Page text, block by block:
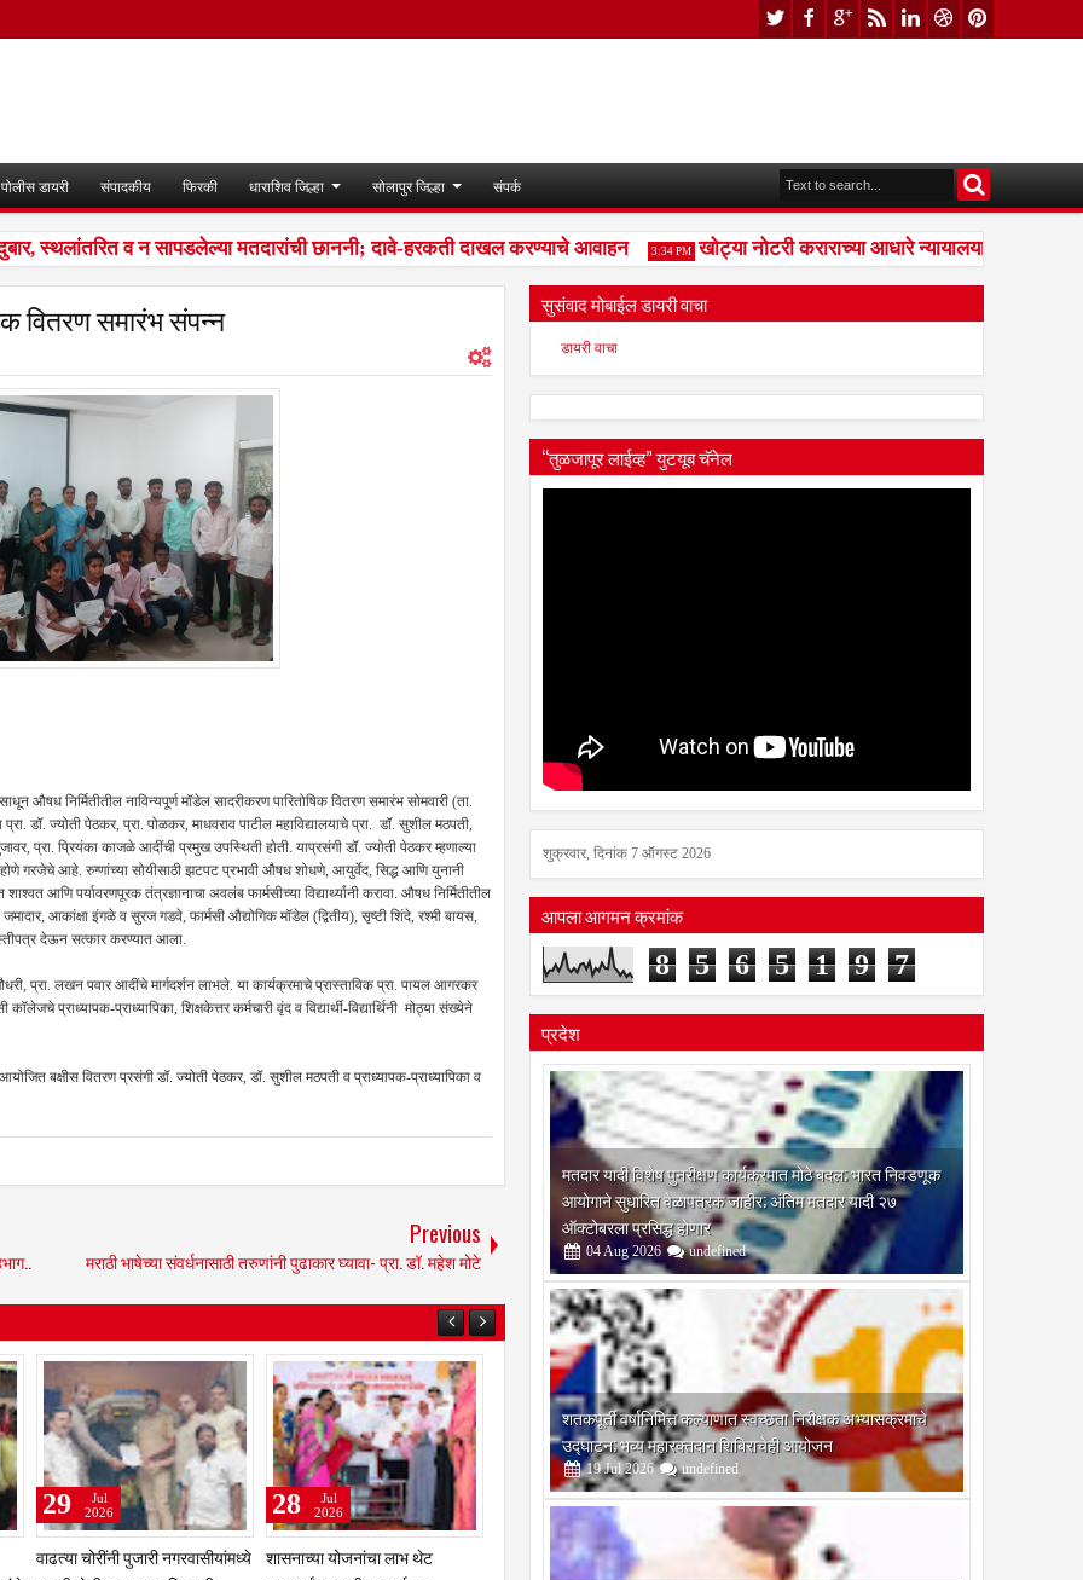
पोलीस डायरी संपादकीय फिरकी धाराशिव जिल्हा सोलापुर जिल्हा संपर्क
व न सापडलेल्या मतदारांची छाननी; दावे-हरकती दाखल करण्याचे आवाहन 3:34 PM खोट्या नोटरी कराराच्या आधारे न्यायालयाची दिशाभूल
वितरण समारंभ संपन्न
निर्मितीतील नाविन्यपूर्ण मॉडेल सादरीकरण पारितोषिक वितरण समारंभ सोमवारी (ता.
डॉ. ज्योती पेठकर, प्रा. पोळकर, माधवराव पाटील महाविद्यालयाचे प्रा. डॉ. सुशील मठपती,
प्रा. प्रियंका काजळे आदींची प्रमुख उपस्थिती होती. याप्रसंगी डॉ. ज्योती पेठकर म्हणाल्या
गरजेचे आहे. रुग्णांच्या सोयीसाठी झटपट प्रभावी औषध शोधणे, आयुर्वेद, सिद्ध आणि युनानी
आणि पर्यावरणपूरक तंत्रज्ञानाचा अवलंब फार्मसीच्या विद्यार्थ्यांनी करावा. औषध निर्मितीतील
आकांक्षा इंगळे व सुरज गडवे, फार्मसी औद्योगिक मॉडेल (द्वितीय), सृष्टी शिंदे, रश्मी बायस,
देऊन सत्कार करण्यात आला.
प्रा. लखन पवार आदींचे मार्गदर्शन लाभले. या कार्यक्रमाचे प्रास्ताविक प्रा. पायल आगरकर
प्राध्यापक-प्राध्यापिका, शिक्षकेत्तर कर्मचारी वृंद व विद्यार्थी-विद्यार्थिनी मोठ्या संख्येने
बक्षीस वितरण प्रसंगी डॉ. ज्योती पेठकर, डॉ. सुशील मठपती व प्राध्यापक-प्राध्यापिका व
Previous
मराठी भाषेच्या संवर्धनासाठी तरुणांनी पुढाकार घ्यावा- प्रा. डॉ. महेश मोटे
कुलस्वामिनीच्या चरणी अभिनेत्री
31
Jul
2026
झरेगावच्या दत्त मठात गुरुपौर्णिमेचा
29
Jul
2026
सुसंवाद मोबाईल डायरी वाचा
डायरी वाचा
“तुळजापूर लाईव्ह” युटयूब चॅनेल
शुक्रवार, दिनांक 7 ऑगस्ट 2026
आपला आगमन क्रमांक
8 5 6 5 1 9 7
प्रदेश
मतदार यादी विशेष पुनरीक्षण कार्यक्रमात मोठे बदल; भारत निवडणूक
आयोगाने सुधारित वेळापत्रक जाहीर; अंतिम मतदार यादी २७
ऑक्टोबरला प्रसिद्ध होणार
04 Aug 2026 undefined
शतकपूर्ती वर्षानिमित्त कल्याणात स्वच्छता निरीक्षक अभ्यासक्रमाचे
उद्घाटन; भव्य महारक्तदान शिबिराचेही आयोजन
19 Jul 2026 undefined